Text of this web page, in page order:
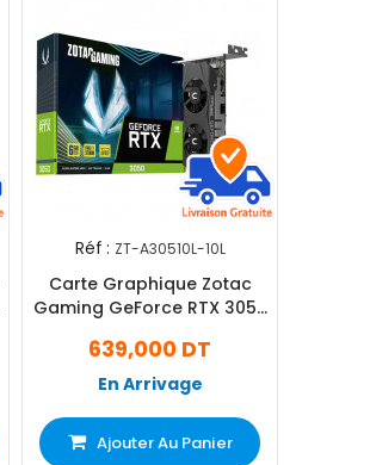
Réf : ZT-A30510L-10L
Carte Graphique Zotac
Gaming GeForce RTX 3050
639,000 DT
En Arrivage
Ajouter Au Panier